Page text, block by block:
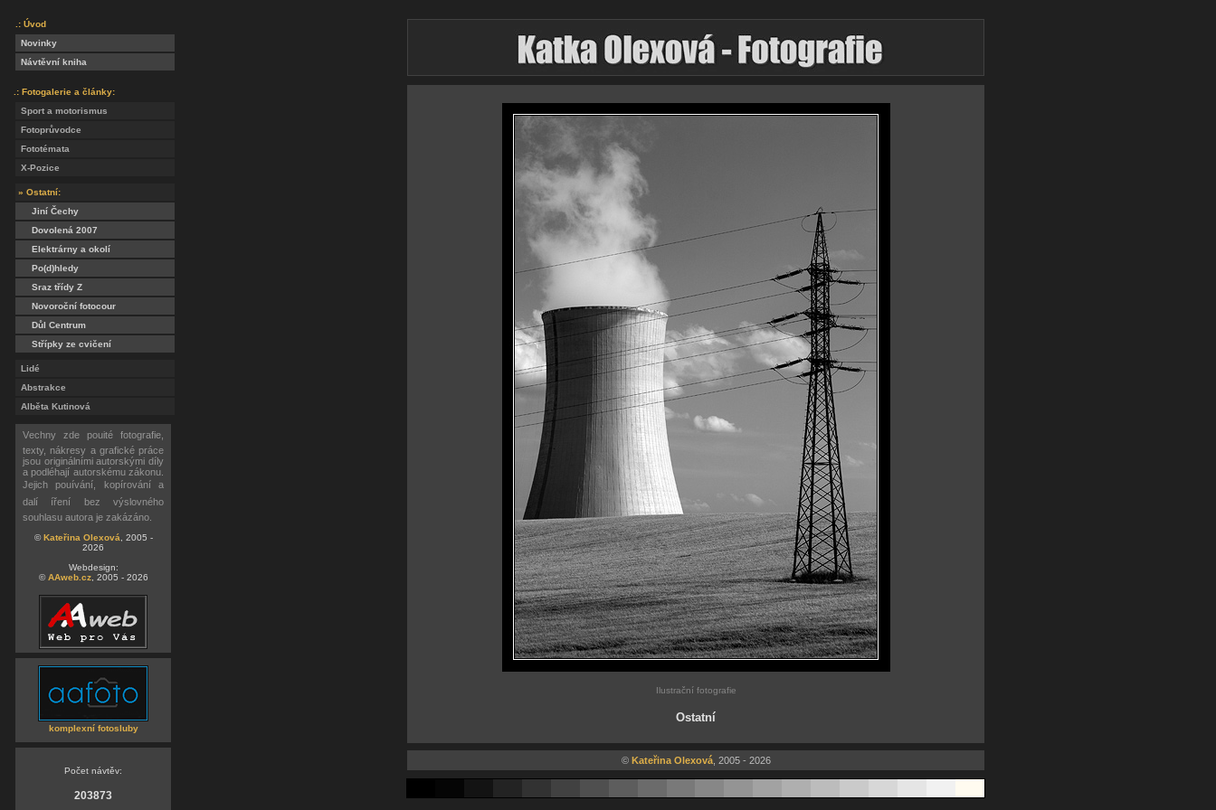
.: Úvod
Novinky
Návtěvní kniha
.: Fotogalerie a články:
Sport a motorismus
Fotoprůvodce
Fototémata
X-Pozice
» Ostatní:
Jiní Čechy
Dovolená 2007
Elektrárny a okolí
Po(d)hledy
Sraz třídy Z
Novoroční fotocour
Důl Centrum
Střípky ze cvičení
Lidé
Abstrakce
Alběta Kutinová
Vechny zde pouité fotografie,
texty, nákresy a grafické práce
jsou originálními autorskými díly
a podléhají autorskému zákonu.
Jejich pouívání, kopírování a
dalí íření bez výslovného
souhlasu autora je zakázáno.
©Kateřina Olexová , 2005 -
2026
Webdesign:
©AAweb.cz, 2005 - 2026
komplexní fotosluby
Počet návtěv:
203873
Ilustrační fotografie
Ostatní
© Kateřina Olexová, 2005 - 2026